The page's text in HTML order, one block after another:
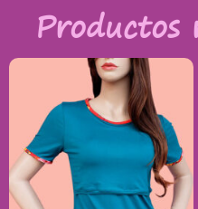
Productos